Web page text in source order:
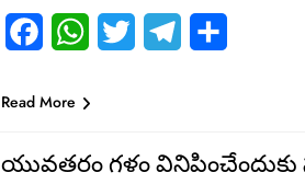
FacebookWhatsApp
Twitter Telegram
Read More
యువతరం గళం వినిపించేందుకు